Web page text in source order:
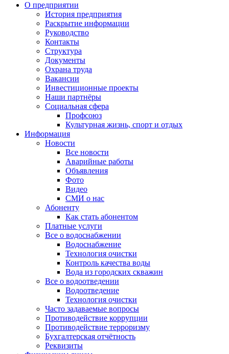
О предприятии
История предприятия
Раскрытие информации
Руководство
Контакты
Структура
Документы
Охрана труда
Вакансии
Инвестиционные проекты
Наши партнёры
Социальная сфера
Профсоюз
Культурная жизнь, спорт и отдых
Информация
Новости
Все новости
Аварийные работы
Объявления
Фото
Видео
СМИ о нас
Абоненту
Как стать абонентом
Платные услуги
Все о водоснабжении
Водоснабжение
Технология очистки
Контроль качества воды
Вода из городских скважин
Все о водоотведении
Водоотведение
Технология очистки
Часто задаваемые вопросы
Противодействие коррупции
Противодействие терроризму
Бухгалтерская отчётность
Реквизиты